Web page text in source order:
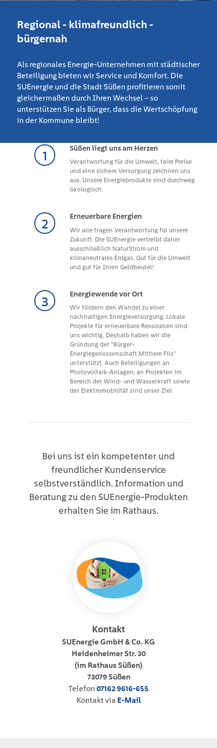
Regional - klimafreundlich -
bürgernah
Als regionales Energie-Unternehmen mit städtischer
Beteiligung bieten wir Service und Komfort. Die
SUEnergie und die Stadt Süßen profitieren somit
gleichermaßen durch Ihren Wechsel – so
unterstützen Sie als Bürger, dass die Wertschöpfung
in der Kommune bleibt!
Süßen liegt uns am Herzen
Verantwortung für die Umwelt, faire Preise
und eine sichere Versorgung zeichnen uns
aus. Unsere Energieprodukte sind durchweg
ökologisch.
Erneuerbare Energien
Wir alle tragen Verantwortung für unsere
Zukunft. Die SUEnergie vertreibt daher
ausschließlich NaturStrom und
klimaneutrales Erdgas. Gut für die Umwelt
und gut für Ihren Geldbeutel!
Energiewende vor Ort
Wir fördern den Wandel zu einer
nachhaltigen Energieversorgung. Lokale
Projekte für erneuerbare Ressourcen sind
uns wichtig. Deshalb haben wir die
Gründung der "Bürger-
Energiegenossenschaft Mittlere Fils"
unterstützt. Auch Beteiligungen an
Photovoltaik-Anlagen, an Projekten im
Bereich der Wind- und Wasserkraft sowie
der Elektromobilität sind unser Ziel.
Bei uns ist ein kompetenter und
freundlicher Kundenservice
selbstverständlich. Information und
Beratung zu den SUEnergie-Produkten
erhalten Sie im Rathaus.
Kontakt
SUEnergie GmbH & Co. KG
Heidenheimer Str. 30
(im Rathaus Süßen)
73079 Süßen
Telefon 07162 9616-655
Kontakt via E-Mail